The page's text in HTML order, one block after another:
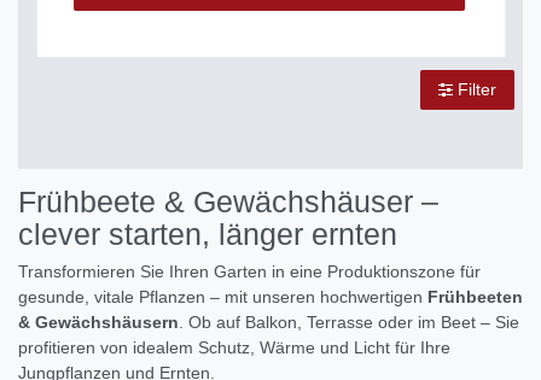
Filter
Frühbeete & Gewächshäuser –
clever starten, länger ernten
Transformieren Sie Ihren Garten in eine Produktionszone für
gesunde, vitale Pflanzen – mit unseren hochwertigen Frühbeeten
& Gewächshäusern. Ob auf Balkon, Terrasse oder im Beet – Sie
profitieren von idealem Schutz, Wärme und Licht für Ihre
Jungpflanzen und Ernten.